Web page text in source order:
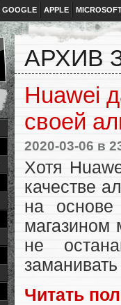
GOOGLE APPLE
АРХИВ
Huawei
своей
2020-03-06 в
Хотя
качестве
на
магазином
не
Читать